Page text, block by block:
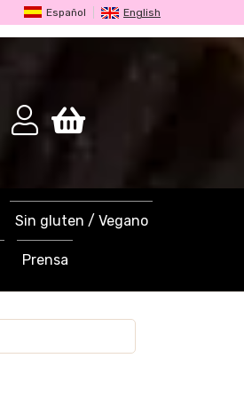
Español English
Sin gluten / Vegano
Prensa